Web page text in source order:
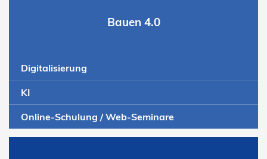
Bauen 4.0
Digitalisierung
KI
Online-Schulung / Web-Seminare